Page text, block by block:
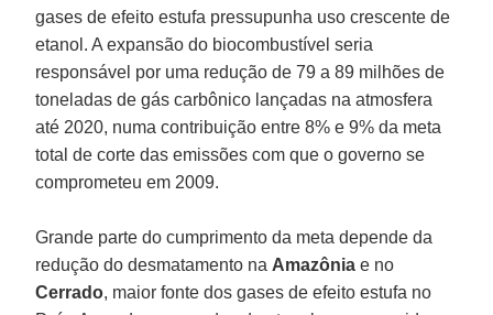
gases de efeito estufa pressupunha uso crescente de
etanol. A expansão do biocombustível seria
responsável por uma redução de 79 a 89 milhões de
toneladas de gás carbônico lançadas na atmosfera
até 2020, numa contribuição entre 8% e 9% da meta
total de corte das emissões com que o governo se
comprometeu em 2009.
Grande parte do cumprimento da meta depende da
redução do desmatamento na Amazôniae no
Cerrado, maior fonte dos gases de efeito estufa no